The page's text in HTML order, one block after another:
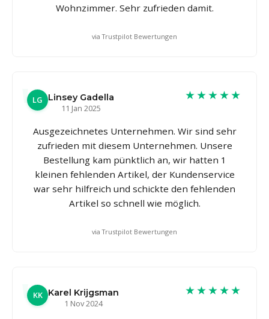
Wohnzimmer. Sehr zufrieden damit.
via Trustpilot Bewertungen
LG
Linsey Gadella
11 Jan 2025
★★★★★
Ausgezeichnetes Unternehmen. Wir sind sehr
zufrieden mit diesem Unternehmen. Unsere
Bestellung kam pünktlich an, wir hatten 1
kleinen fehlenden Artikel, der Kundenservice
war sehr hilfreich und schickte den fehlenden
Artikel so schnell wie möglich.
via Trustpilot Bewertungen
KK Karel Krijgsman
1 Nov 2024
★★★★★